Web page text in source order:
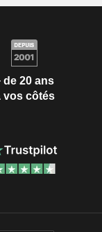
de 20 ans
vos côtés